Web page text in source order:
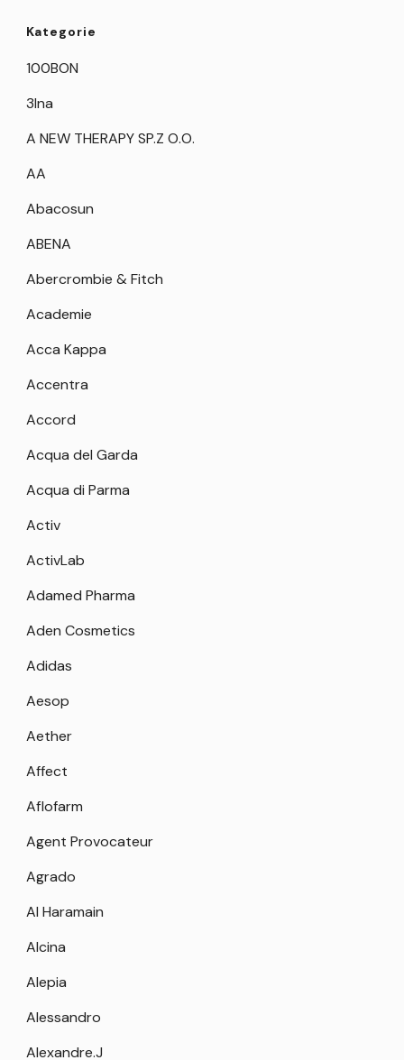
Kategorie
100BON
3Ina
A NEW THERAPY SP.Z O.O.
AA
Abacosun
ABENA
Abercrombie & Fitch
Academie
Acca Kappa
Accentra
Accord
Acqua del Garda
Acqua di Parma
Activ
ActivLab
Adamed Pharma
Aden Cosmetics
Adidas
Aesop
Aether
Affect
Aflofarm
Agent Provocateur
Agrado
Al Haramain
Alcina
Alepia
Alessandro
Alexandre.J